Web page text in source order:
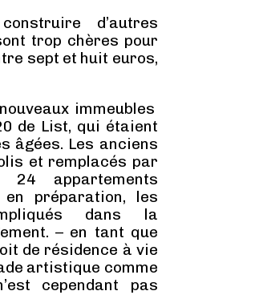
d’autres
trop chères pour
sept et huit euros,
immeubles
de List, qui étaient
âgées. Les anciens
et remplacés par
appartements
préparation, les
dans la
– en tant que
de résidence à vie
artistique comme
cependant pas